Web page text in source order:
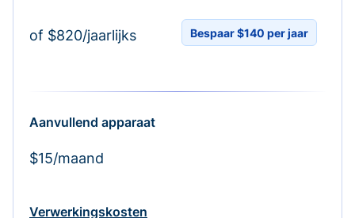
of $820/jaarlijks Bespaar $140 per jaar
Aanvullend apparaat
$15/maand
Verwerkingskosten